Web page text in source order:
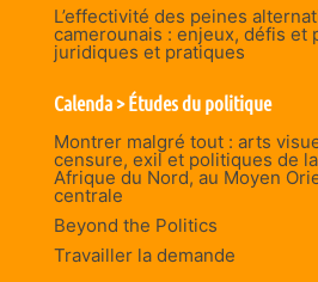
L’effectivité des peines
camerounais : enjeux, défis et
juridiques et pratiques
Calenda > Études du politique
Montrer malgré tout : arts
censure, exil et politiques de
Afrique du Nord, au Moyen
centrale
Beyond the Politics
Travailler la demande